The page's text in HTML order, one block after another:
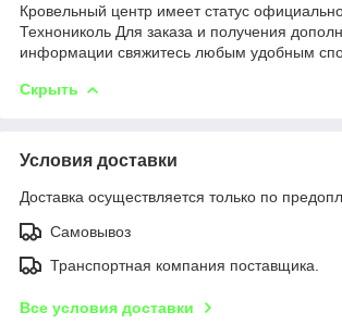
Кровельный центр имеет статус
Технониколь Для заказа и получения
информации свяжитесь любым удобным
Скрыть
Условия доставки
Доставка осуществляется только по
Самовывоз
Транспортная компания поставщика.
Все условия доставки